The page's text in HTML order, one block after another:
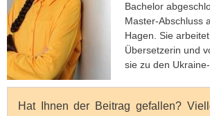
Bachelor
Master-Abschluss
Hagen. Sie
Übersetzerin und
sie zu den
Hat Ihnen der Beitrag gefallen?